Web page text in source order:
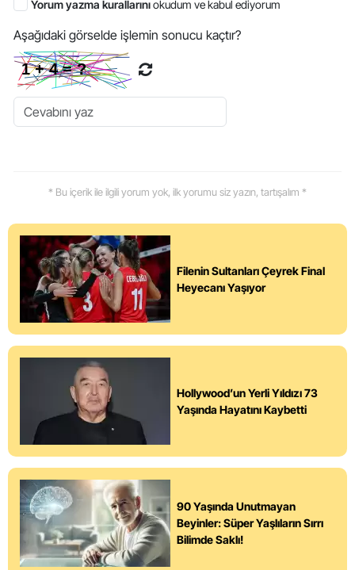
Yorum yazma kurallarınıokudum ve kabul ediyorum
Aşağıdaki görselde işlemin sonucu kaçtır?
* Bu içerik ile ilgili yorum yok, ilk yorumu siz yazın, tartışalım *
Filenin Sultanları Çeyrek Final
Heyecanı Yaşıyor
Hollywood’un Yerli Yıldızı 73
Yaşında Hayatını Kaybetti
90 Yaşında Unutmayan
Beyinler: Süper Yaşlıların Sırrı
Bilimde Saklı!